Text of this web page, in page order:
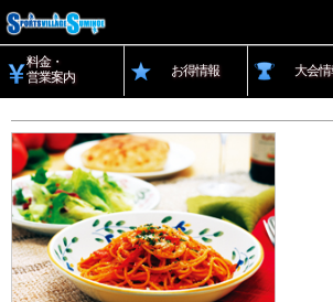
料金・
営業案内
お得情報 大会